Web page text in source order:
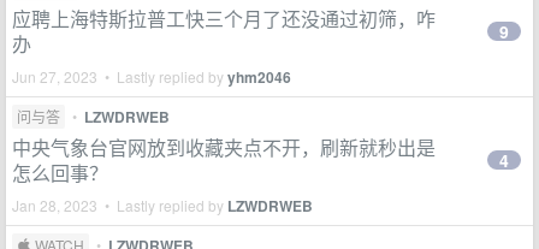
应聘上海特斯拉普工快三个月了还没通过初筛，咋
办
Jun 27, 2023 • Lastly replied byyhm2046
9
问与答 • LZWDRWEB
中央气象台官网放到收藏夹点不开，刷新就秒出是
怎么回事？
Jan 28, 2023 • Lastly replied by LZWDRWEB
4
 WATCH •